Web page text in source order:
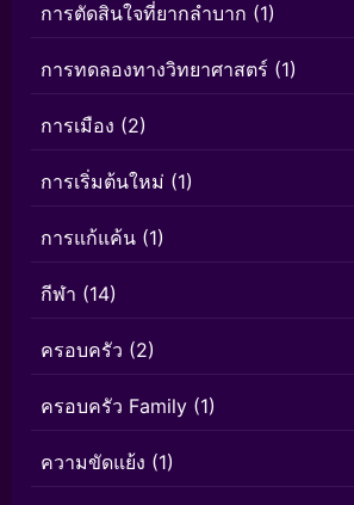
การตัดสินใจที่ยากลำบาก (1)
การทดลองทางวิทยาศาสตร์ (1)
การเมือง (2)
การเริ่มต้นใหม่ (1)
การแก้แค้น (1)
กีฬา (14)
ครอบครัว (2)
ครอบครัว Family (1)
ความขัดแย้ง (1)